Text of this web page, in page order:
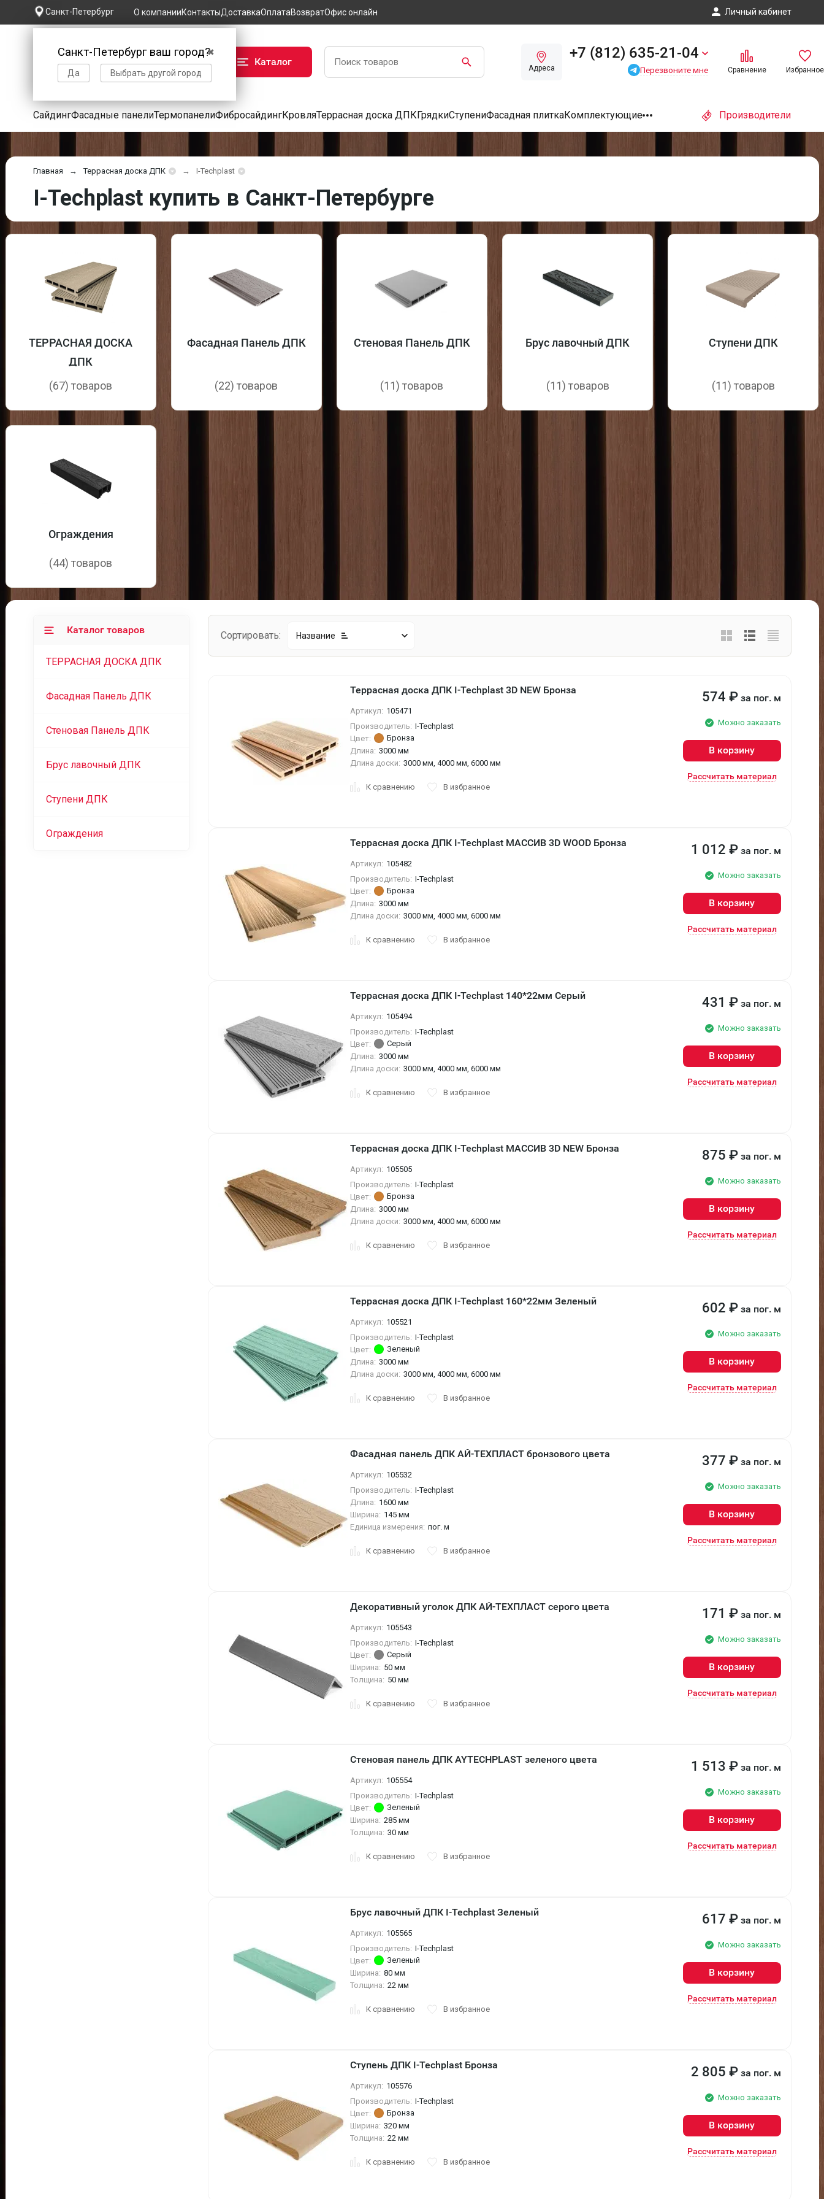
Санкт-Петербург
✖
Санкт-Петербург ваш город?
Да Выбрать другой город
О компанииКонтактыДоставкаОплатаВозвратОфис онлайн Личный кабинет
Каталог
Адреса
+7 (812) 635-21-04
Перезвоните мне Сравнение Избранное
СайдингФасадные панелиТермопанелиФибросайдингКровляТеррасная доска ДПКГрядкиСтупениФасадная плиткаКомплектующие Производители
Главная Террасная доска ДПК I-Techplast
I-Techplast купить в Санкт-Петербурге
ТЕРРАСНАЯ ДОСКА
ДПК
(67) товаров
Фасадная Панель ДПК
(22) товаров
Cтеновая Панель ДПК
(11) товаров
Брус лавочный ДПК
(11) товаров
Ступени ДПК
(11) товаров
Ограждения
(44) товаров
Сортировать: Название
Террасная доска ДПК I-Techplast 3D NEW Бронза
Артикул: 105471
Производитель: I-Techplast
Цвет:
Бронза
Длина: 3000 мм
Длина доски: 3000 мм, 4000 мм, 6000 мм
К сравнению В избранное
574 ₽ за пог. м
Можно заказать
В корзину
Рассчитать материал
Террасная доска ДПК I-Techplast МАССИВ 3D WOOD Бронза
Артикул: 105482
Производитель: I-Techplast
Цвет:
Бронза
Длина: 3000 мм
Длина доски: 3000 мм, 4000 мм, 6000 мм
К сравнению В избранное
1 012 ₽ за пог. м
Можно заказать
В корзину
Рассчитать материал
Террасная доска ДПК I-Techplast 140*22мм Серый
Артикул: 105494
Производитель: I-Techplast
Цвет:
Серый
Длина: 3000 мм
Длина доски: 3000 мм, 4000 мм, 6000 мм
К сравнению В избранное
431 ₽ за пог. м
Можно заказать
В корзину
Рассчитать материал
Террасная доска ДПК I-Techplast МАССИВ 3D NEW Бронза
Артикул: 105505
Производитель: I-Techplast
Цвет:
Бронза
Длина: 3000 мм
Длина доски: 3000 мм, 4000 мм, 6000 мм
К сравнению В избранное
875 ₽ за пог. м
Можно заказать
В корзину
Рассчитать материал
Террасная доска ДПК I-Techplast 160*22мм Зеленый
Артикул: 105521
Производитель: I-Techplast
Цвет:
Зеленый
Длина: 3000 мм
Длина доски: 3000 мм, 4000 мм, 6000 мм
К сравнению В избранное
602 ₽ за пог. м
Можно заказать
В корзину
Рассчитать материал
Фасадная панель ДПК АЙ-ТЕХПЛАСТ бронзового цвета
Артикул: 105532
Производитель: I-Techplast
Длина: 1600 мм
Ширина: 145 мм
Единица измерения: пог. м
К сравнению В избранное
377 ₽ за пог. м
Можно заказать
В корзину
Рассчитать материал
Декоративный уголок ДПК АЙ-ТЕХПЛАСТ серого цвета
Артикул: 105543
Производитель: I-Techplast
Цвет:
Серый
Ширина: 50 мм
Толщина: 50 мм
К сравнению В избранное
171 ₽ за пог. м
Можно заказать
В корзину
Рассчитать материал
Стеновая панель ДПК AYTECHPLAST зеленого цвета
Артикул: 105554
Производитель: I-Techplast
Цвет:
Зеленый
Ширина: 285 мм
Толщина: 30 мм
К сравнению В избранное
1 513 ₽ за пог. м
Можно заказать
В корзину
Рассчитать материал
Брус лавочный ДПК I-Techplast Зеленый
Артикул: 105565
Производитель: I-Techplast
Цвет:
Зеленый
Ширина: 80 мм
Толщина: 22 мм
К сравнению В избранное
617 ₽ за пог. м
Можно заказать
В корзину
Рассчитать материал
Ступень ДПК I-Techplast Бронза
Артикул: 105576
Производитель: I-Techplast
Цвет:
Бронза
Ширина: 320 мм
Толщина: 22 мм
К сравнению В избранное
2 805 ₽ за пог. м
Можно заказать
В корзину
Рассчитать материал
Каталог товаров
ТЕРРАСНАЯ ДОСКА ДПК
Фасадная Панель ДПК
Cтеновая Панель ДПК
Брус лавочный ДПК
Ступени ДПК
Ограждения